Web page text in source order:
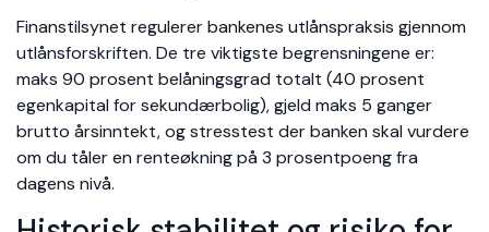
Finanstilsynet regulerer bankenes utlånspraksis gjennom
utlånsforskriften. De tre viktigste begrensningene er:
maks 90 prosent belåningsgrad totalt (40 prosent
egenkapital for sekundærbolig), gjeld maks 5 ganger
brutto årsinntekt, og stresstest der banken skal vurdere
om du tåler en renteøkning på 3 prosentpoeng fra
dagens nivå.